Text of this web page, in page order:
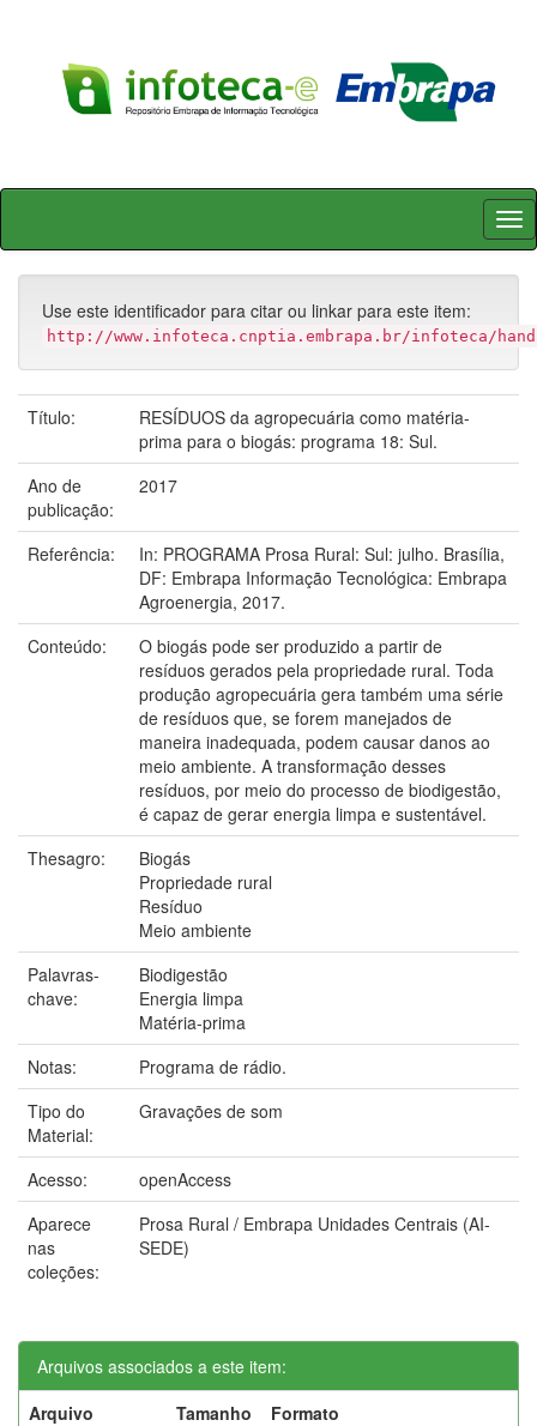
Skip
Use este identificador para citar ou linkar para este item:
http://www.infoteca.cnptia.embrapa.br/infoteca/
Título:
RESÍDUOS da agropecuária como matéria-
prima para o biogás: programa 18: Sul.
Ano de
publicação:
2017
Referência:
In: PROGRAMA Prosa Rural: Sul: julho. Brasília,
DF: Embrapa Informação Tecnológica: Embrapa
Agroenergia, 2017.
Conteúdo:
O biogás pode ser produzido a partir de
resíduos gerados pela propriedade rural. Toda
produção agropecuária gera também uma série
de resíduos que, se forem manejados de
maneira inadequada, podem causar danos ao
meio ambiente. A transformação desses
resíduos, por meio do processo de biodigestão,
é capaz de gerar energia limpa e sustentável.
Thesagro:
Biogás
Propriedade rural
Resíduo
Meio ambiente
Palavras-
chave:
Biodigestão
Energia limpa
Matéria-prima
Notas:
Programa de rádio.
Tipo do
Material:
Gravações de som
Acesso:
openAccess
Aparece
nas
coleções:
Prosa Rural / Embrapa Unidades Centrais (AI-
SEDE)
Arquivos associados a este item:
Arquivo
Tamanho
Formato